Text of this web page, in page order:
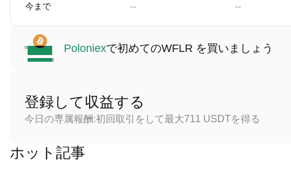
今まで -- --
Poloniexで初めてのWFLR を買いましょう
登録して収益する
今日の専属報酬:初回取引をして最大711 USDTを得る
ホット記事